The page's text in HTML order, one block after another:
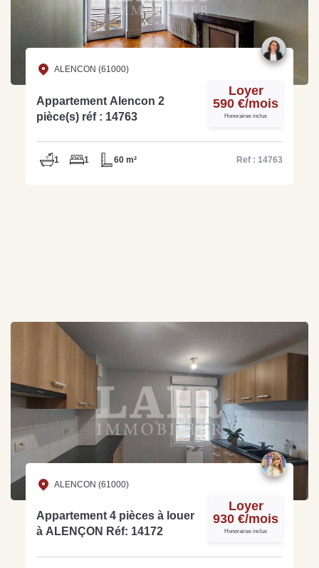
ALENCON (61000)
Appartement Alencon 2
pièce(s) réf : 14763
Loyer
590 €/mois
Honoraires inclus
1 1 60 m² Ref : 14763
ALENCON (61000)
Appartement 4 pièces à louer
à ALENÇON Réf: 14172
Loyer
930 €/mois
Honoraires inclus